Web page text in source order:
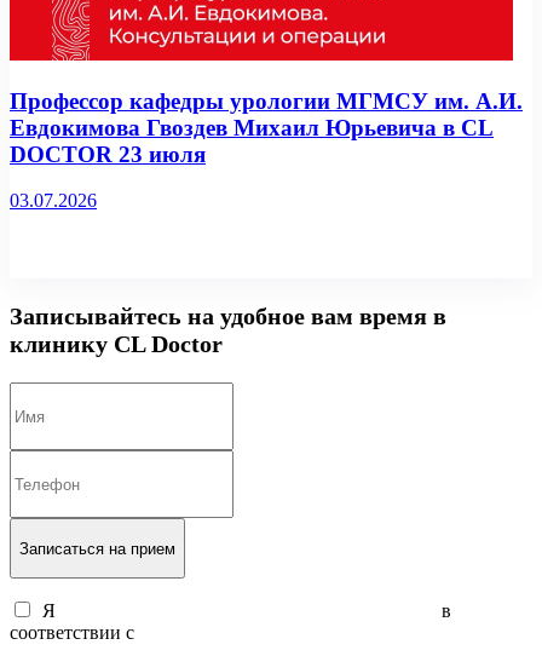
Профессор кафедры урологии МГМСУ им. А.И.
Евдокимова Гвоздев Михаил Юрьевича в CL
DOCTOR 23 июля
03.07.2026
Записывайтесь на удобное вам время в
клинику CL Doctor
Записаться на прием
Я
в
соответствии с